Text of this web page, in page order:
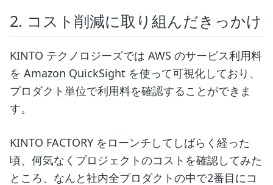
2. コスト削減に取り組んだきっかけ
KINTO テクノロジーズでは AWS のサービス利用料
を Amazon QuickSight を使って可視化しており、
プロダクト単位で利用料を確認することができま
す。
KINTO FACTORY をローンチしてしばらく経った
頃、何気なくプロジェクトのコストを確認してみた
ところ、なんと社内全プロダクトの中で2番目にコ